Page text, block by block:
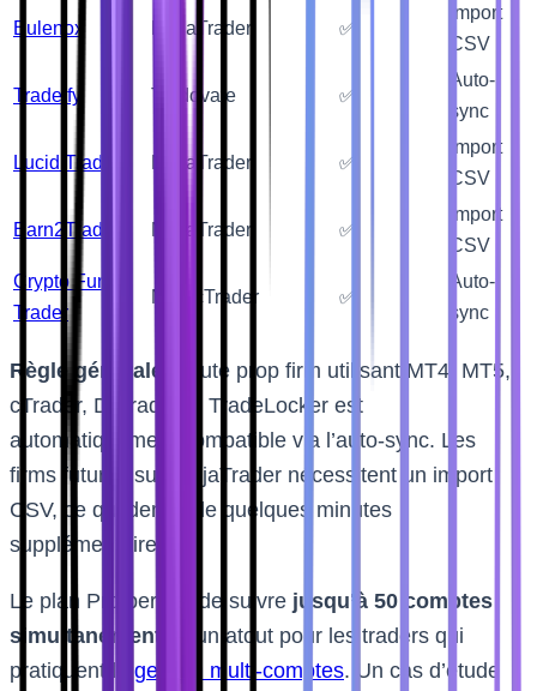
Bulenox NinjaTrader ✅
Import
CSV
Tradeify Tradovate ✅
Auto-
sync
Lucid Trading NinjaTrader ✅
Import
CSV
Earn2Trade NinjaTrader ✅
Import
CSV
Crypto Fund
Trader
MT5/cTrader ✅
Auto-
sync
Règle générale :
toute prop firm utilisant MT4, MT5,
cTrader, DXtrade ou TradeLocker est
automatiquement compatible via l’auto-sync. Les
firms futures sur NinjaTrader nécessitent un import
CSV, ce qui demande quelques minutes
supplémentaires.
Le plan Pro permet de suivre jusqu’à 50 comptes
simultanément
— un atout pour les traders qui
pratiquent la gestion multi-comptes. Un cas d’étude